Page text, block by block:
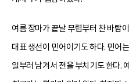
여름 장마가 끝날 무렵부터 찬 바람
대표 생선이 민어이기도 하다. 민어
일부러 남겨서 전을 부치기도 한다.